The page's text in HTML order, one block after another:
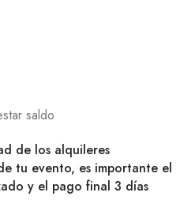
saldo
de los alquileres
tu evento, es importante el
y el pago final 3 días